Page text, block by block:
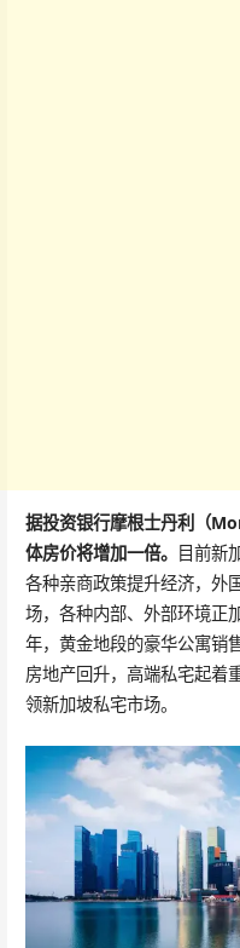
据投资银行摩根士丹利（
体房价将增加一倍。 目前新
各种亲商政策提升经济，外
场，各种内部、外部环境正
年，黄金地段的豪华公寓销
房地产回升，高端私宅起着
领新加坡私宅市场。